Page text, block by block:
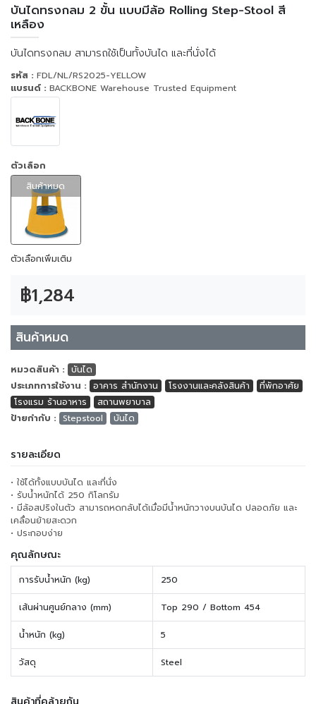
บันไดทรงกลม 2 ขั้น แบบมีล้อ Rolling Step-Stool สี
เหลือง
บันไดทรงกลม สามารถใช้เป็นทั้งบันได และที่นั่งได้
รหัส : FDL/NL/RS2025-YELLOW
แบรนด์ : BACKBONE Warehouse Trusted Equipment
ตัวเลือก
สินค้าหมด
ตัวเลือกเพิ่มเติม
฿1,284
สินค้าหมด
หมวดสินค้า : บันได
ประเภทการใช้งาน : อาคาร สำนักงาน โรงงานและคลังสินค้า
ที่พักอาศัย
โรงแรม ร้านอาหาร
สถานพยาบาล
ป้ายกำกับ : Stepstool บันได
รายละเอียด
• ใช้ได้ทั้งแบบบันได และที่นั่ง
• รับน้ำหนักได้ 250 กิโลกรัม
• มีล้อสปริงในตัว สามารถหดกลับได้เมื่อมีน้ำหนักวางบนบันได ปลอดภัย และ
เคลื่อนย้ายสะดวก
• ประกอบง่าย
คุณลักษณะ
การรับน้ำหนัก (kg) 250
เส้นผ่านศูนย์กลาง (mm) Top 290 / Bottom 454
น้ำหนัก (kg) 5
วัสดุ Steel